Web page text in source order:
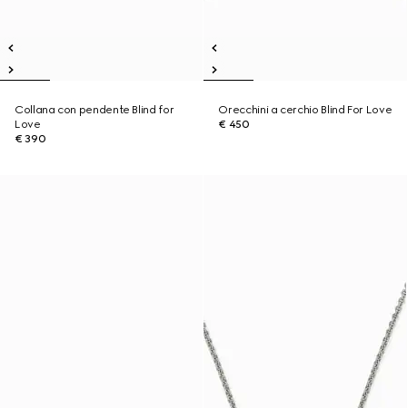
Collana con pendente Blind for
Love
€ 390
Orecchini a cerchio Blind For Love
€ 450